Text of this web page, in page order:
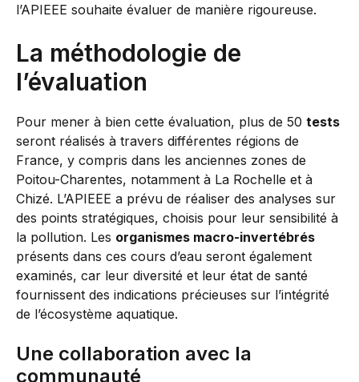
l’APIEEE souhaite évaluer de manière rigoureuse.
La méthodologie de
l’évaluation
Pour mener à bien cette évaluation, plus de 50 tests
seront réalisés à travers différentes régions de
France, y compris dans les anciennes zones de
Poitou-Charentes, notamment à La Rochelle et à
Chizé. L’APIEEE a prévu de réaliser des analyses sur
des points stratégiques, choisis pour leur sensibilité à
la pollution. Les organismes macro-invertébrés
présents dans ces cours d’eau seront également
examinés, car leur diversité et leur état de santé
fournissent des indications précieuses sur l’intégrité
de l’écosystème aquatique.
Une collaboration avec la
communauté